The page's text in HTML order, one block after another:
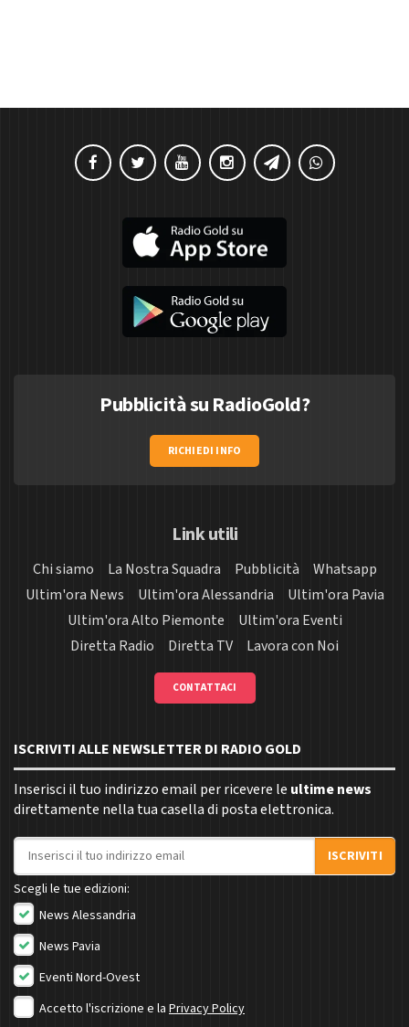
Pubblicità su RadioGold?
RICHIEDI INFO
Link utili
Chi siamo La Nostra Squadra Pubblicità
Whatsapp
Ultim'ora News
Ultim'ora Alessandria
Ultim'ora Pavia
Ultim'ora Alto Piemonte
Ultim'ora Eventi
Diretta Radio
Diretta TV Lavora con Noi
CONTATTACI
ISCRIVITI ALLE NEWSLETTER DI RADIO GOLD
Inserisci il tuo indirizzo email per ricevere le ultime news
direttamente nella tua casella di posta elettronica.
Indirizzo email
ISCRIVITI
Scegli le tue edizioni:
News Alessandria
News Pavia
Eventi Nord-Ovest
Accetto l'iscrizione e la Privacy Policy